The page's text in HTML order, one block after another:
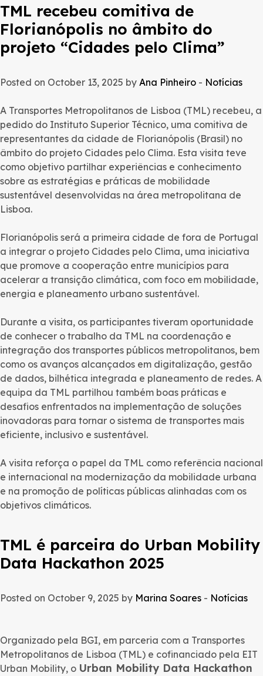
TML recebeu comitiva de
Florianópolis no âmbito do
projeto “Cidades pelo Clima”
Posted on October 13, 2025 by Ana Pinheiro - Notícias
A Transportes Metropolitanos de Lisboa (TML) recebeu, a
pedido do Instituto Superior Técnico, uma comitiva de
representantes da cidade de Florianópolis (Brasil) no
âmbito do projeto Cidades pelo Clima. Esta visita teve
como objetivo partilhar experiências e conhecimento
sobre as estratégias e práticas de mobilidade
sustentável desenvolvidas na área metropolitana de
Lisboa.
Florianópolis será a primeira cidade de fora de Portugal
a integrar o projeto Cidades pelo Clima, uma iniciativa
que promove a cooperação entre municípios para
acelerar a transição climática, com foco em mobilidade,
energia e planeamento urbano sustentável.
Durante a visita, os participantes tiveram oportunidade
de conhecer o trabalho da TML na coordenação e
integração dos transportes públicos metropolitanos, bem
como os avanços alcançados em digitalização, gestão
de dados, bilhética integrada e planeamento de redes. A
equipa da TML partilhou também boas práticas e
desafios enfrentados na implementação de soluções
inovadoras para tornar o sistema de transportes mais
eficiente, inclusivo e sustentável.
A visita reforça o papel da TML como referência nacional
e internacional na modernização da mobilidade urbana
e na promoção de políticas públicas alinhadas com os
objetivos climáticos.
TML é parceira do Urban Mobility
Data Hackathon 2025
Posted on October 9, 2025 by Marina Soares - Notícias
Organizado pela BGI, em parceria com a Transportes
Metropolitanos de Lisboa (TML) e cofinanciado pela EIT
Urban Mobility, o Urban Mobility Data Hackathon